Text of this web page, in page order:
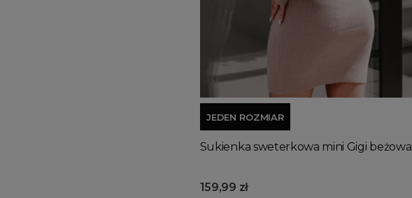
JEDEN ROZMIAR
Sukienka sweterkowa mini Gigi beżowa
159,99 zł